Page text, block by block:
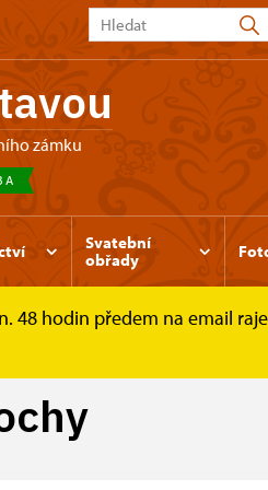
zámku
Svatební
obřady
48 hodin předem na email